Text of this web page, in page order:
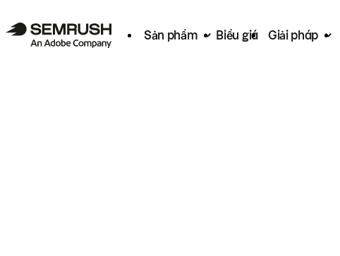
Sản phẩm Biểu giá Giải pháp